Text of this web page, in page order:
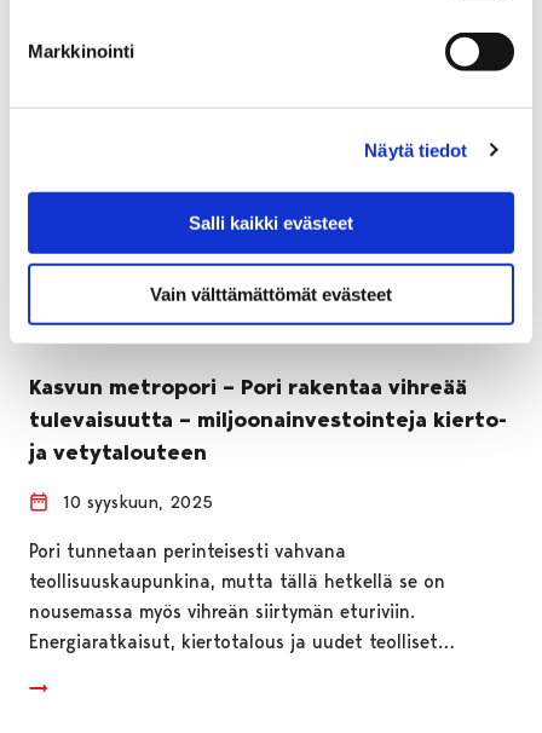
Markkinointi
Näytä tiedot
Salli kaikki evästeet
Vain välttämättömät evästeet
Kasvun metropori – Pori rakentaa vihreää
tulevaisuutta – miljoonainvestointeja kierto-
ja vetytalouteen
10 syyskuun, 2025
Pori tunnetaan perinteisesti vahvana
teollisuuskaupunkina, mutta tällä hetkellä se on
nousemassa myös vihreän siirtymän eturiviin.
Energiaratkaisut, kiertotalous ja uudet teolliset…